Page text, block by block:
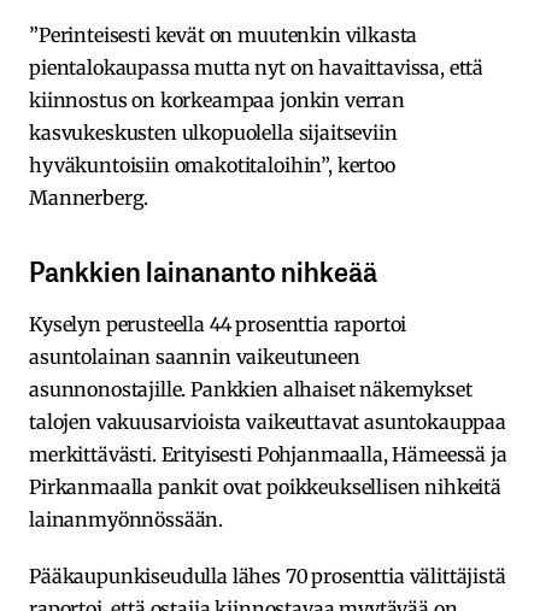
”Perinteisesti kevät on muutenkin vilkasta
pientalokaupassa mutta nyt on havaittavissa, että
kiinnostus on korkeampaa jonkin verran
kasvukeskusten ulkopuolella sijaitseviin
hyväkuntoisiin omakotitaloihin”, kertoo
Mannerberg.
Pankkien lainananto nihkeää
Kyselyn perusteella 44 prosenttia raportoi
asuntolainan saannin vaikeutuneen
asunnonostajille. Pankkien alhaiset näkemykset
talojen vakuusarvioista vaikeuttavat asuntokauppaa
merkittävästi. Erityisesti Pohjanmaalla, Hämeessä ja
Pirkanmaalla pankit ovat poikkeuksellisen nihkeitä
lainanmyönnössään.
Pääkaupunkiseudulla lähes 70 prosenttia välittäjistä